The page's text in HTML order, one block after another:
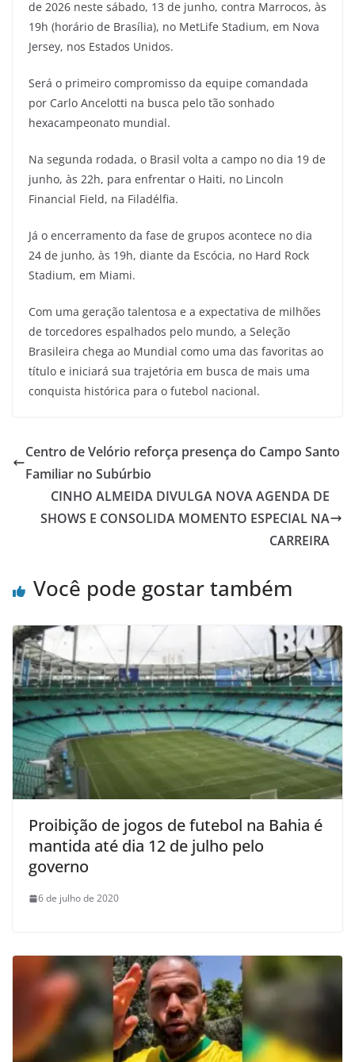
de 2026 neste sábado, 13 de junho, contra Marrocos, às
19h (horário de Brasília), no MetLife Stadium, em Nova
Jersey, nos Estados Unidos.
Será o primeiro compromisso da equipe comandada
por Carlo Ancelotti na busca pelo tão sonhado
hexacampeonato mundial.
Na segunda rodada, o Brasil volta a campo no dia 19 de
junho, às 22h, para enfrentar o Haiti, no Lincoln
Financial Field, na Filadélfia.
Já o encerramento da fase de grupos acontece no dia
24 de junho, às 19h, diante da Escócia, no Hard Rock
Stadium, em Miami.
Com uma geração talentosa e a expectativa de milhões
de torcedores espalhados pelo mundo, a Seleção
Brasileira chega ao Mundial como uma das favoritas ao
título e iniciará sua trajetória em busca de mais uma
conquista histórica para o futebol nacional.
Centro de Velório reforça presença do Campo Santo
Familiar no Subúrbio
CINHO ALMEIDA DIVULGA NOVA AGENDA DE
SHOWS E CONSOLIDA MOMENTO ESPECIAL NA
CARREIRA
Você pode gostar também
Proibição de jogos de futebol na Bahia é
mantida até dia 12 de julho pelo
governo
6 de julho de 2020